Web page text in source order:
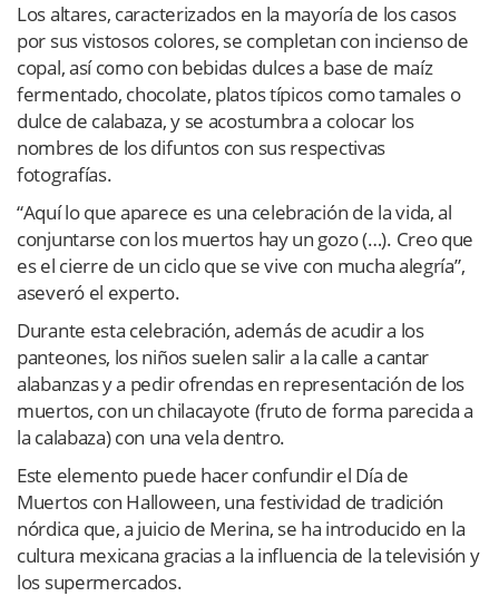
Los altares, caracterizados en la mayoría de los casos
por sus vistosos colores, se completan con incienso de
copal, así como con bebidas dulces a base de maíz
fermentado, chocolate, platos típicos como tamales o
dulce de calabaza, y se acostumbra a colocar los
nombres de los difuntos con sus respectivas
fotografías.
“Aquí lo que aparece es una celebración de la vida, al
conjuntarse con los muertos hay un gozo (…). Creo que
es el cierre de un ciclo que se vive con mucha alegría”,
aseveró el experto.
Durante esta celebración, además de acudir a los
panteones, los niños suelen salir a la calle a cantar
alabanzas y a pedir ofrendas en representación de los
muertos, con un chilacayote (fruto de forma parecida a
la calabaza) con una vela dentro.
Este elemento puede hacer confundir el Día de
Muertos con Halloween, una festividad de tradición
nórdica que, a juicio de Merina, se ha introducido en la
cultura mexicana gracias a la influencia de la televisión y
los supermercados.